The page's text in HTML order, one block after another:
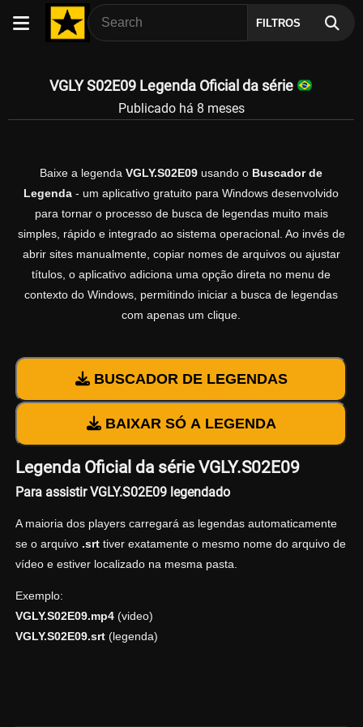
FILTROS
VGLY S02E09 Legenda Oficial da série
Publicado há 8 meses
Baixe a legenda VGLY.S02E09 usando o Buscador de
Legenda - um aplicativo gratuito para Windows desenvolvido
para tornar o processo de busca de legendas muito mais
simples, rápido e integrado ao sistema operacional. Ao invés de
abrir sites manualmente, copiar nomes de arquivos ou ajustar
títulos, o aplicativo adiciona uma opção direta no menu de
contexto do Windows, permitindo iniciar a busca de legendas
com apenas um clique.
BUSCADOR DE LEGENDAS
BAIXAR SÓ A LEGENDA
Legenda Oficial da série VGLY.S02E09
Para assistir VGLY.S02E09 legendado
A maioria dos players carregará as legendas automaticamente
se o arquivo .srttiver exatamente o mesmo nome do arquivo de
vídeo e estiver localizado na mesma pasta.
Exemplo:
VGLY.S02E09.mp4(video)
VGLY.S02E09.srt(legenda)